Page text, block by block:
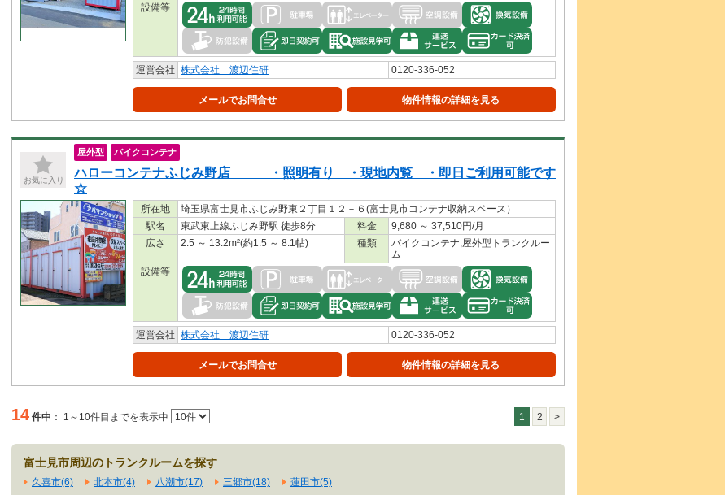
設備等
運営会社 株式会社 渡辺住研 0120-336-052
メールでお問合せ 物件情報の詳細を見る
お気に入り
屋外型 バイクコンテナ
ハローコンテナふじみ野店 ・照明有り ・現地内覧 ・即日ご利用可能です
☆
所在地
埼玉県富士見市ふじみ野東２丁目１２－６(富士見市コンテナ収納スペース）
駅名
東武東上線ふじみ野駅 徒歩8分 料金
9,680 ～ 37,510円/月
広さ
2.5 ～ 13.2m²(約1.5 ～ 8.1帖) 種類
バイクコンテナ,屋外型トランクルー
ム
設備等
運営会社 株式会社 渡辺住研 0120-336-052
メールでお問合せ 物件情報の詳細を見る
14 件中 ： 1～10件目までを表示中 1 2 >
富士見市周辺のトランクルームを探す
久喜市(6) 北本市(4) 八潮市(17) 三郷市(18) 蓮田市(5)